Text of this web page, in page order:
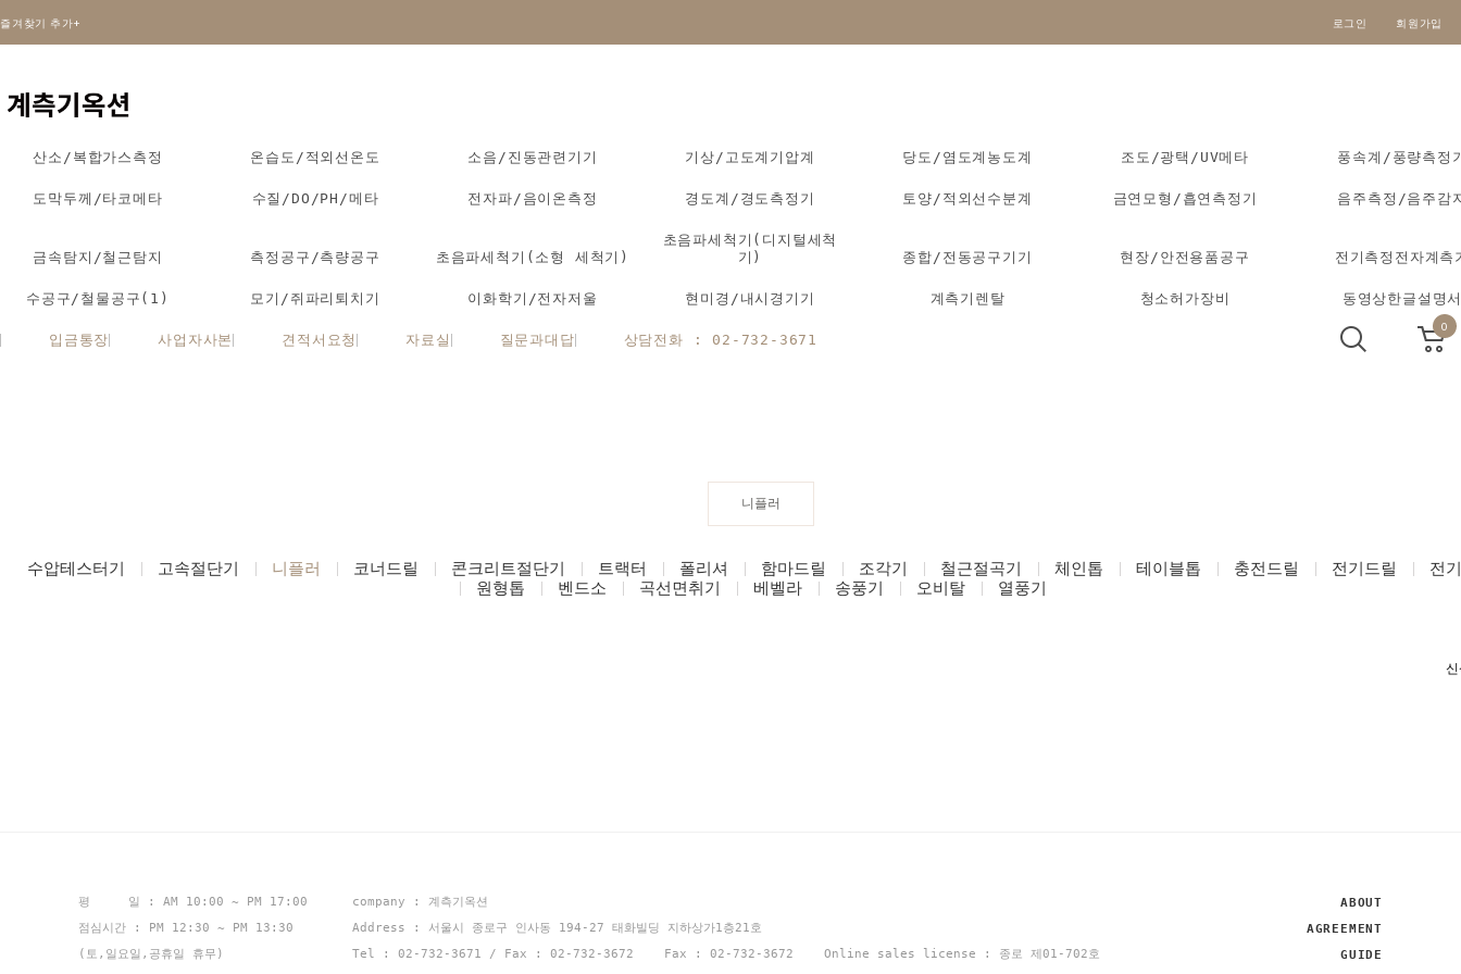
즐겨찾기 추가+ 로그인 회원가입
산소/복합가스측정 온습도/적외선온도 소음/진동관련기기 기상/고도계기압계 당도/염도계농도계 조도/광택/UV메타 풍속계/풍량측정
도막두께/타코메타 수질/DO/PH/메타 전자파/음이온측정 경도계/경도측정기 토양/적외선수분계 금연모형/흡연측정기 음주측정/음주감
금속탐지/철근탐지 측정공구/측량공구 초음파세척기(소형 세척기)
초음파세척기(디지털세척
기)
종합/전동공구기기 현장/안전용품공구 전기측정전자계측
수공구/철물공구(1) 모기/쥐파리퇴치기 이화학기/전자저울 현미경/내시경기기 계측기렌탈 청소허가장비 동영상한글설명
입금통장 사업자사본 견적서요청 자료실 질문과대답 상담전화 : 02-732-3671
0
니플러
수압테스터기 고속절단기 니플러 코너드릴 콘크리트절단기 트랙터 폴리셔 함마드릴 조각기 철근절곡기 체인톱 테이블톱 충전드릴 전기드릴
전
원형톱
벤드소 곡선면취기 베벨라 송풍기 오비탈 열풍기
평 일 : AM 10:00 ~ PM 17:00
점심시간 : PM 12:30 ~ PM 13:30
(토,일요일,공휴일 휴무)
company : 계측기옥션
Address : 서울시 종로구 인사동 194-27 태화빌딩 지하상가1층21호
Tel : 02-732-3671 / Fax : 02-732-3672 Fax : 02-732-3672 Online sales license : 종로 제01-702호
ABOUT
AGREEMENT
GUIDE